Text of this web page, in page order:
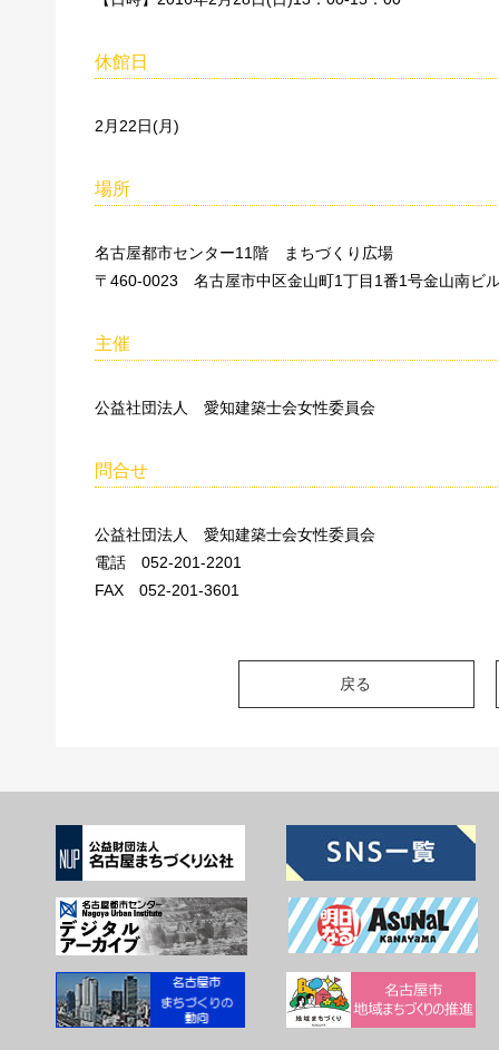
休館日
2月22日(月)
場所
名古屋都市センター11階 まちづくり広場
〒460-0023 名古屋市中区金山町1丁目1番1号金山南ビ
主催
公益社団法人 愛知建築士会女性委員会
問合せ
公益社団法人 愛知建築士会女性委員会
電話 052-201-2201
FAX 052-201-3601
戻る